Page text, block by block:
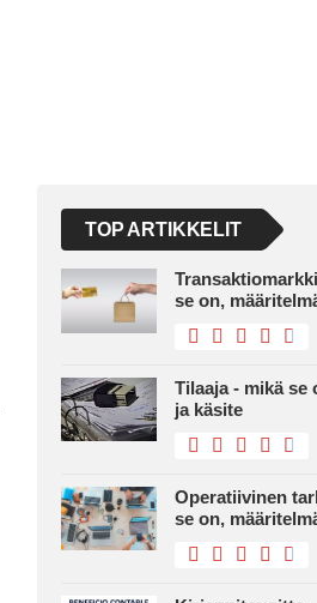
TOP ARTIKKELIT
se on,
Tilaaja - mikä se
ja käsite
Operatiivinen
se on,